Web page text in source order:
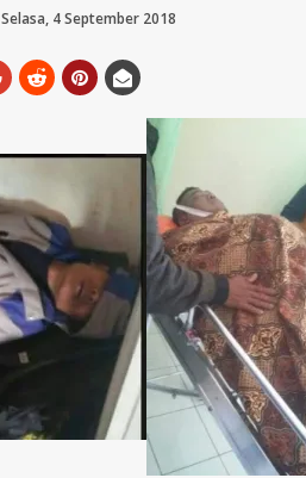
Selasa, 4 September 2018